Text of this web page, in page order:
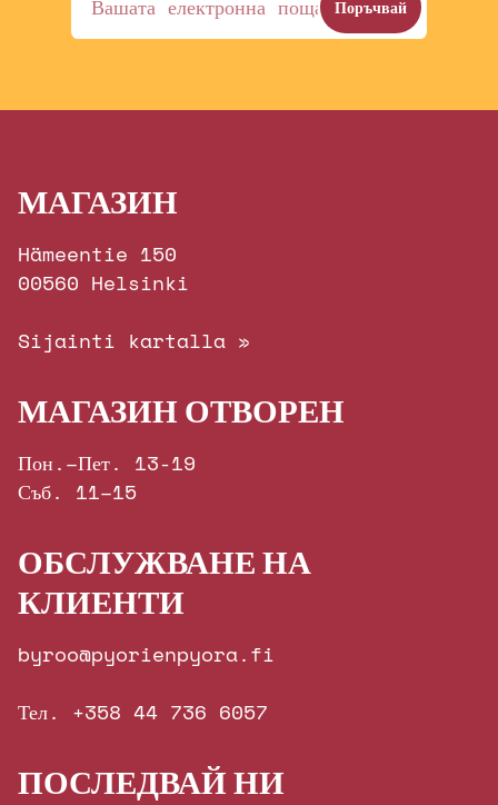
МАГАЗИН
Hämeentie 150
00560 Helsinki
Sijainti kartalla »
МАГАЗИН ОТВОРЕН
Пон.–Пет. 13-19
Съб. 11–15
ОБСЛУЖВАНЕ НА
КЛИЕНТИ
byroo@pyorienpyora.fi
Тел. +358 44 736 6057
ПОСЛЕДВАЙ НИ